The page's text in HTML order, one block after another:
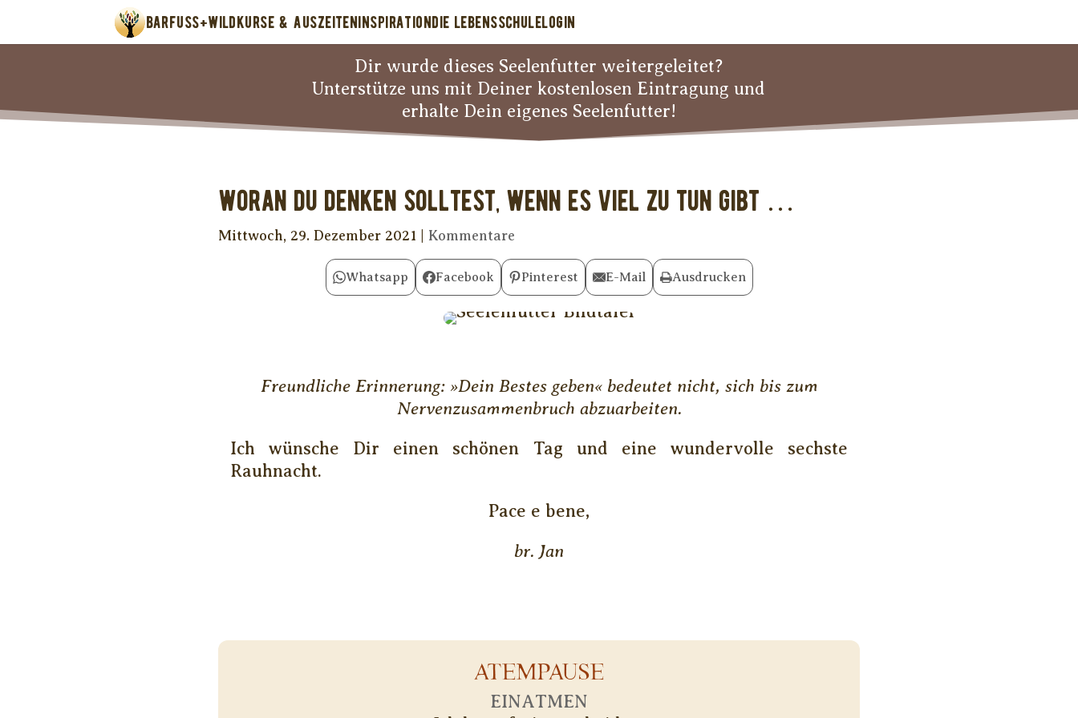
BARFUSS+WILDKURSE & AUSZEITENINSPIRATIONDIE LEBENSSCHULELOGIN
Dir wurde dieses Seelenfutter weitergeleitet?
Unterstütze uns mit Deiner kostenlosen Eintragung und
erhalte Dein eigenes Seelenfutter!
Woran Du denken solltest, wenn es viel zu tun gibt …
Mittwoch, 29. Dezember 2021 Kommentare
Whatsapp Facebook Pinterest E-Mail Ausdrucken
Freundliche Erinnerung: »Dein Bestes geben« bedeutet nicht, sich bis zum
Nervenzusammenbruch abzuarbeiten.
Ich wünsche Dir einen schönen Tag und eine wundervolle sechste
Rauhnacht.
Pace e bene,
br. Jan
ATEMPAUSE
EINATMEN